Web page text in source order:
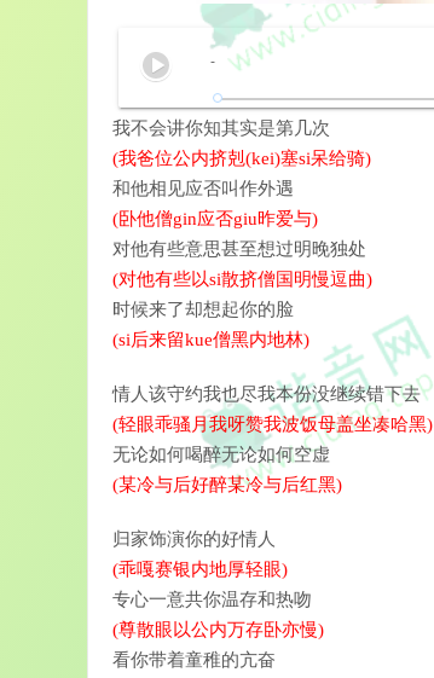
-
我不会讲你知其实是第几次
(我爸位公内挤剋(kei)塞si呆给骑)
和他相见应否叫作外遇
(卧他僧gin应否giu昨爱与)
对他有些意思甚至想过明晚独处
(对他有些以si散挤僧国明慢逗曲)
时候来了却想起你的脸
(si后来留kue僧黑内地林)
情人该守约我也尽我本份没继续错下去
(轻眼乖骚月我呀赞我波饭母盖坐凑哈黑)
无论如何喝醉无论如何空虚
(某冷与后好醉某冷与后红黑)
归家饰演你的好情人
(乖嘎赛银内地厚轻眼)
专心一意共你温存和热吻
(尊散眼以公内万存卧亦慢)
看你带着童稚的亢奋